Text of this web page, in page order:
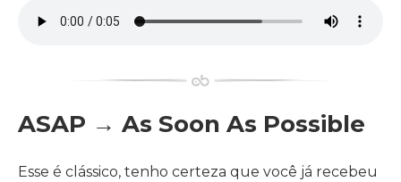
ASAP → As Soon As Possible
Esse é clássico, tenho certeza que você já recebeu